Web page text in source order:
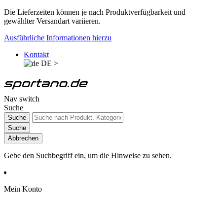
Die Lieferzeiten können je nach Produktverfügbarkeit und
gewählter Versandart variieren.
Ausführliche Informationen hierzu
Kontakt
DE >
Nav switch
Suche
Suche
Suche
Abbrechen
Gebe den Suchbegriff ein, um die Hinweise zu sehen.
Mein Konto